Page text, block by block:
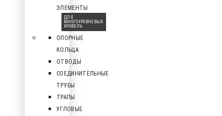
ЭЛЕМЕНТЫ
ДЛЯ
МНОГОУРОВНЕВЫХ
КРОВЕЛЬ
ОПОРНЫЕ
КОЛЬЦА
ОТВОДЫ
СОЕДИНИТЕЛЬНЫЕ
ТРУБЫ
ТРАПЫ
УГЛОВЫЕ